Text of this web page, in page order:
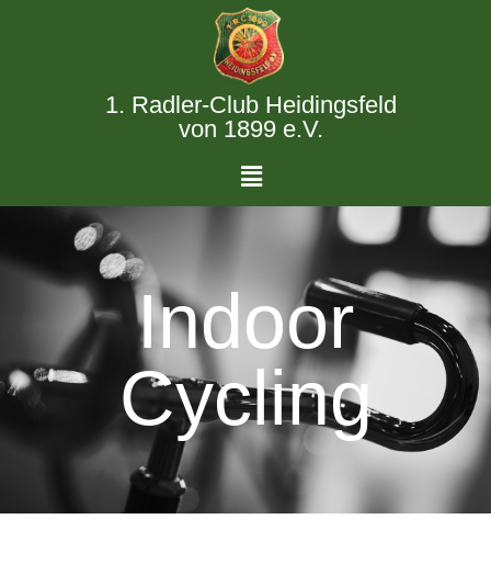
1. Radler‑Club Heidingsfeld
von 1899 e.V.
Indoor
Cycling